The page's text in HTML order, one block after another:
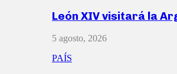
León XIV visitará la
5 agosto, 2026
PAÍS